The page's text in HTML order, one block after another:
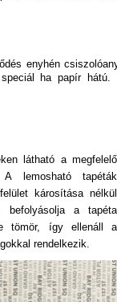
enyhén
ha papír hátú.
látható a megfelelő
A lemosható tapéták
károsítása nélkül
befolyásolja a tapéta
tömör, így ellenáll a
rendelkezik.